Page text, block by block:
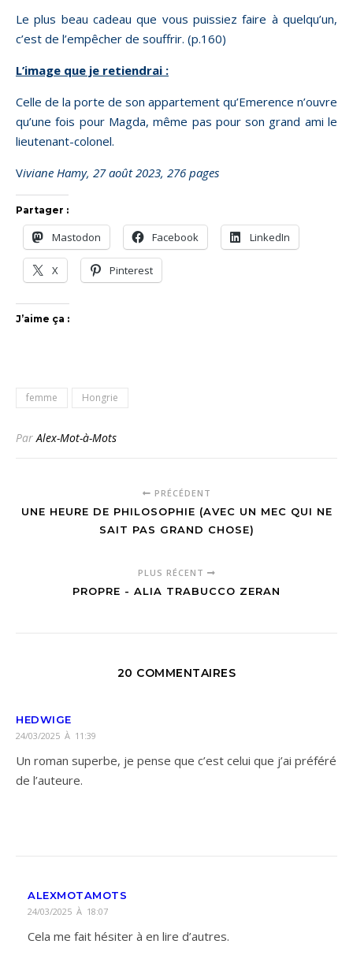
Le plus beau cadeau que vous puissiez faire à quelqu’un,
c’est de l’empêcher de souffrir. (p.160)
L’image que je retiendrai :
Celle de la porte de son appartement qu’Emerence n’ouvre
qu’une fois pour Magda, même pas pour son grand ami le
lieutenant-colonel.
Viviane Hamy, 27 août 2023, 276 pages
Partager :
Mastodon Facebook LinkedIn
X Pinterest
J’aime ça :
femme Hongrie
ParAlex-Mot-à-Mots
PRÉCÉDENT
UNE HEURE DE PHILOSOPHIE (AVEC UN MEC QUI NE
SAIT PAS GRAND CHOSE)
PLUS RÉCENT
PROPRE - ALIA TRABUCCO ZERAN
20 COMMENTAIRES
HEDWIGE
24/03/2025 À 11:39
Un roman superbe, je pense que c’est celui que j’ai préféré
de l’auteure.
ALEXMOTAMOTS
24/03/2025 À 18:07
Cela me fait hésiter à en lire d’autres.